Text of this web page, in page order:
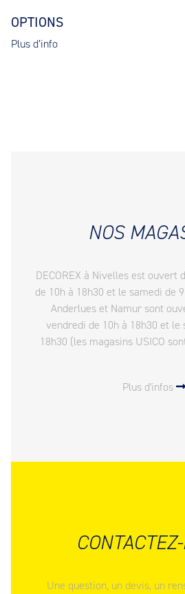
OPTIONS
Plus d’info
NOS
DECOREX à Nivelles est ouvert
de 10h à 18h30 et le samedi de
Anderlues et Namur sont
vendredi de 10h à 18h30 et le
18h30 (les magasins USICO
Plus d'infos
Une question, un devis, un